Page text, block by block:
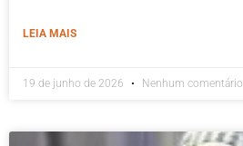
LEIA MAIS
19 de junho de 2026 Nenhum comentário